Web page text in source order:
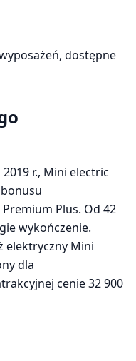
dostępne
r., Mini electric
Plus. Od 42
wykończenie.
elektryczny Mini
dla
cenie 32 900